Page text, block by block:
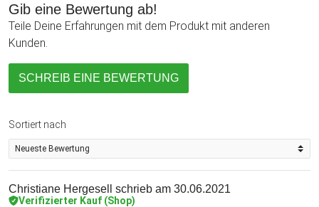
Gib eine Bewertung ab!
Teile Deine Erfahrungen mit dem Produkt mit anderen
Kunden.
SCHREIB EINE BEWERTUNG
Sortiert nach
Christiane Hergesell schrieb am 30.06.2021
Verifizierter Kauf (Shop)